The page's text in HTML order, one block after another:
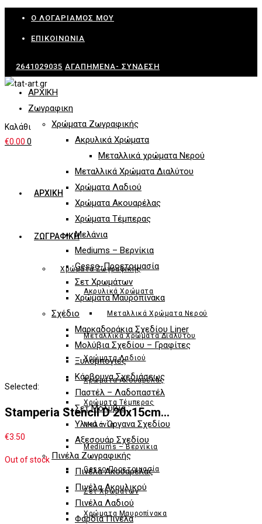
content
Ο ΛΟΓΑΡΙΑΜΌΣ ΜΟΥ
ΕΠΙΚΟΙΝΩΝΊΑ
2641029035 ΑΓΑΠΗΜΈΝΑ- ΣΎΝΔΕΣΗ
Καλάθι
€0.00 0
ΑΡΧΙΚΗ
ΖΩΓΡΑΦΙΚΗ
Χρώματα Ζωγραφικής
Ακρυλικά Χρώματα
Μεταλλικά Χρώματα Νερού
Μεταλλικά Χρώματα Διαλύτου
Χρώματα Λαδιού
Χρώματα Ακουαρέλας
Χρώματα Τέμπερας
Μελάνια
Mediums – Βερνίκια
Gesso-Προετοιμασία
Σετ Χρωμάτων
Χρώματα Μαυροπίνακα
ΑΡΧΙΚΗ
Ζωγραφικη
Χρώματα Ζωγραφικής
Ακρυλικά Χρώματα
Μεταλλικά χρώματα Νερού
Μεταλλικά Χρώματα Διαλύτου
Χρώματα Λαδιού
Χρώματα Ακουαρέλας
Χρώματα Τέμπερας
Μελάνια
Mediums – Βερνίκια
Gesso-Προετοιμασία
Σετ Χρωμάτων
Χρώματα Μαυροπίνακα
Σχέδιο
Μαρκαδoράκια Σχεδίου Liner
Μολύβια Σχεδίου – Γραφίτες
Ξυλομπογιές
Κάρβουνα Σχεδιάσεως
Παστέλ – Λαδοπαστέλ
Σετ Μολύβια
Υλικά – Όργανα Σχεδίου
Αξεσουάρ Σχεδίου
Πινέλα Ζωγραφικής
Πινέλα Ακουαρέλας
Πινέλα Ακρυλικού
Πινέλα Λαδιού
Φαρδιά Πινέλα
Selected:
Stamperia Stencil D 20x15cm…
€3.50
Out of stock